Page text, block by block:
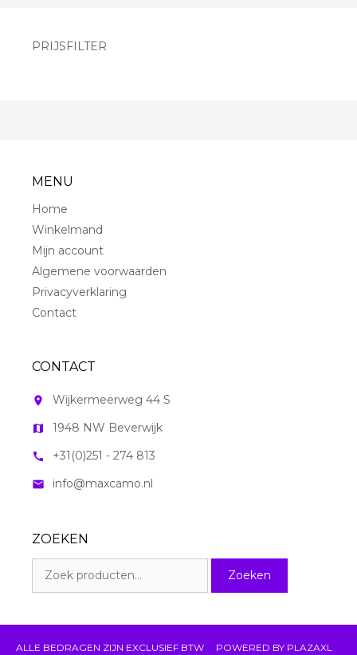
PRIJSFILTER
MENU
Home
Winkelmand
Mijn account
Algemene voorwaarden
Privacyverklaring
Contact
CONTACT
room Wijkermeerweg 44 S
map 1948 NW Beverwijk
call +31(0)251 - 274 813
mail info@maxcamo.nl
ZOEKEN
naar:
Zoeken
ALLE BEDRAGEN ZIJN EXCLUSIEF BTW POWERED BY PLAZAXL